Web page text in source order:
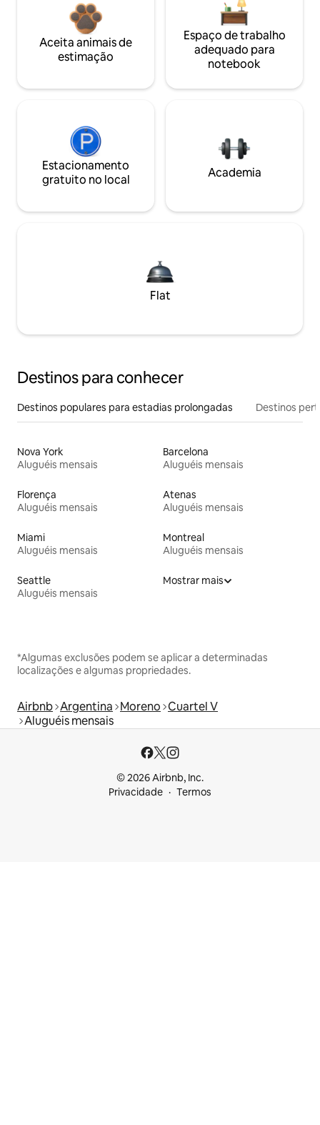
Aceita animais de
estimação
Espaço de trabalho
adequado para
notebook
Estacionamento
gratuito no local
Academia
Flat
Destinos para conhecer
Destinos populares para estadias prolongadas Destinos
Nova York
Aluguéis mensais
Barcelona
Aluguéis mensais
Florença
Aluguéis mensais
Atenas
Aluguéis mensais
Miami
Aluguéis mensais
Montreal
Aluguéis mensais
Seattle
Aluguéis mensais
Mostrar mais
*Algumas exclusões podem se aplicar a determinadas
localizações e algumas propriedades.
Airbnb Argentina Moreno Cuartel V
Aluguéis mensais
© 2026 Airbnb, Inc.
Privacidade
Termos